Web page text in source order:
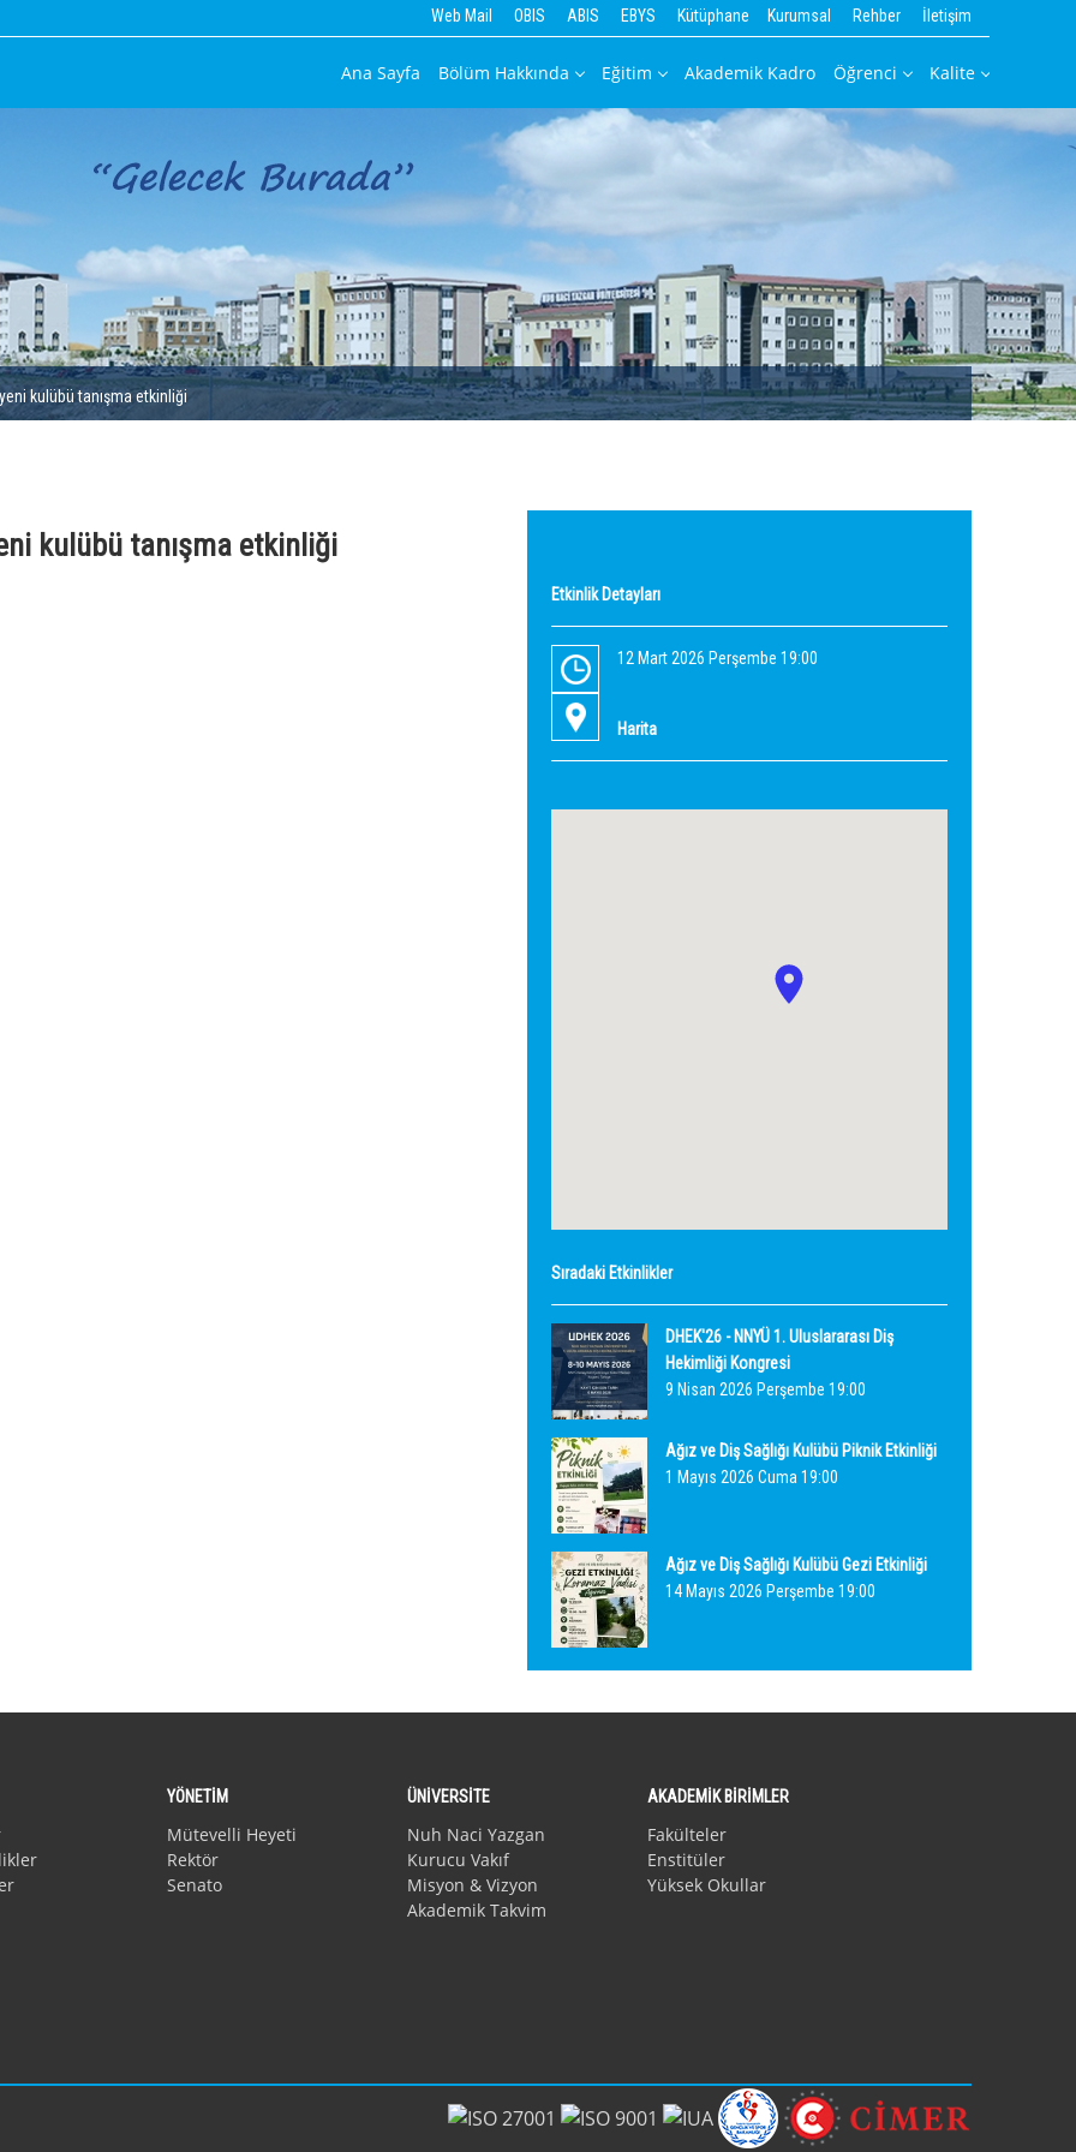
Web Mail OBIS ABIS EBYS Kütüphane Kurumsal Rehber İletişim
Ana Sayfa Bölüm Hakkında Eğitim Akademik Kadro Öğrenci Kalite
kulübü tanışma etkinliği
kulübü tanışma etkinliği
Etkinlik Detayları
12 Mart 2026 Perşembe 19:00
Harita
Sıradaki Etkinlikler
DHEK'26 - NNYÜ 1. Uluslararası Diş
Hekimliği Kongresi
9 Nisan 2026 Perşembe 19:00
Ağız ve Diş Sağlığı Kulübü Piknik Etkinliği
1 Mayıs 2026 Cuma 19:00
Ağız ve Diş Sağlığı Kulübü Gezi Etkinliği
14 Mayıs 2026 Perşembe 19:00
YÖNETİM
Mütevelli Heyeti
Rektör
Senato
ÜNİVERSİTE
Nuh Naci Yazgan
Kurucu Vakıf
Misyon & Vizyon
Akademik Takvim
AKADEMİK BİRİMLER
Fakülteler
Enstitüler
Yüksek Okullar